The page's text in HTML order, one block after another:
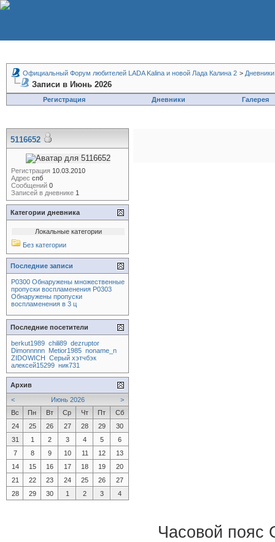
Официальный Форум любителей LADA Kalina и новой Лада Калина 2 > Дневники
Записи в Июнь 2026
Регистрация Дневники Галерея
5116652
Регистрация 10.03.2010
Адрес спб
Сообщений 0
Записей в дневнике 1
Категории дневника
Локальные категории
Без категории
Последние записи
P0300 Обнаружены множественные
пропуски воспламенения P0303
Обнаружены пропуски
воспламенения в 3 ц
Последние посетители
berkut1989 chili89 dezruptor
Dimonnnnn Metior1985 noname_n
ZIDOWICH Серый хэтчбэк
алексей15299 ник731
Архив
<
>
Июнь 2026
Вс
Пн Вт Ср Чт Пт
Сб
24
25 26 27 28 29
30
31
1 2 3 4 5
6
7
8 9 10 11 12
13
14
15 16 17 18 19
20
21
22 23 24 25 26
27
28
29 30 1 2 3 4
Часовой пояс